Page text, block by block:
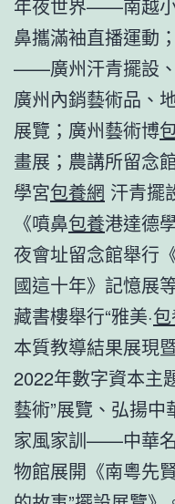
年夜世界——南越
鼻攜滿袖直播運動
——廣州汗青擺設
廣州內銷藝術品、
展覽；廣州藝術博
畫展；農講所留念
學宮包養網 汗青擺
《噴鼻包養港達德
夜會址留念館舉行
國這十年》記憶展
藏書樓舉行“雅美·
本質教導結果展現
2022年數字資本主
藝術”展覽、弘揚
家風家訓——中華
物館展開《南粵先